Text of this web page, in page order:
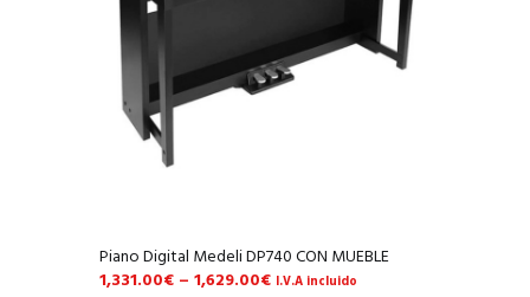
Piano Digital Medeli DP740 CON MUEBLE
1,331.00€ – 1,629.00€ I.V.A incluido